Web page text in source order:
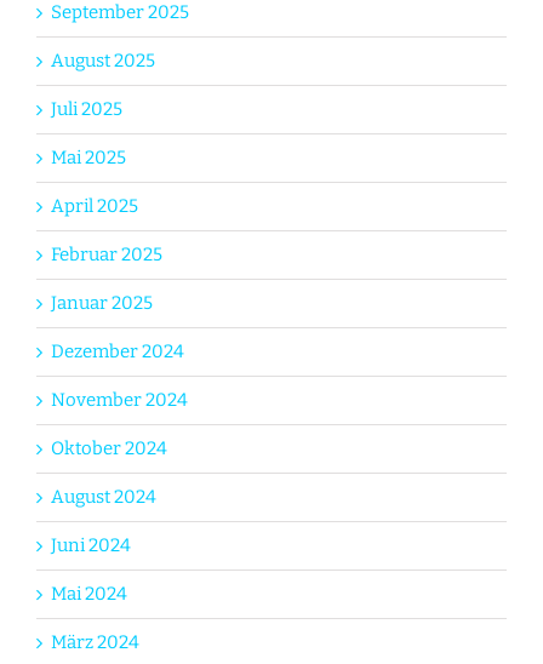
September 2025
August 2025
Juli 2025
Mai 2025
April 2025
Februar 2025
Januar 2025
Dezember 2024
November 2024
Oktober 2024
August 2024
Juni 2024
Mai 2024
März 2024